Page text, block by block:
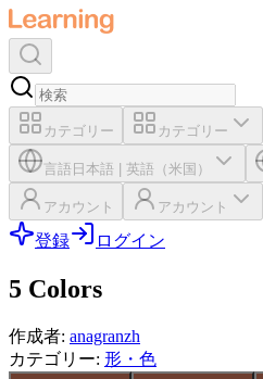
カテゴリー カテゴリー
言語 日本語 英語（米国）
アカウント アカウント
登録 ログイン
5 Colors
作成者: anagranzh
カテゴリー: 形・色